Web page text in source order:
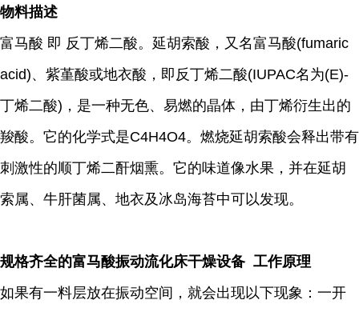
物料描述
富马酸 即 反丁烯二酸。延胡索酸，又名富马酸(fumaric
acid)、紫堇酸或地衣酸，即反丁烯二酸(IUPAC名为(E)-
丁烯二酸)，是一种无色、易燃的晶体，由丁烯衍生出的
羧酸。它的化学式是C4H4O4。燃烧延胡索酸会释出带有
刺激性的顺丁烯二酐烟熏。它的味道像水果，并在延胡
索属、牛肝菌属、地衣及冰岛海苔中可以发现。
规格齐全的富马酸振动流化床干燥设备 工作原理
如果有一料层放在振动空间，就会出现以下现象：一开